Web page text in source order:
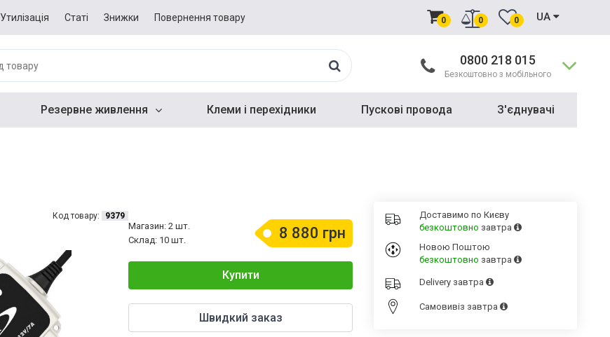
Утилізація Статі Знижки Повернення товару 0 0 0 UA
0800 218 015
Безкоштовно з мобільного
Резервне живлення Клеми і перехідники Пускові провода З'єднувачі
Код товару: 9379
8 880 грн
Магазин: 2 шт.
Склад: 10 шт.
Купити
Швидкий заказ
Доставимо по Києву
безкоштовно завтра
Новою Поштою
безкоштовно завтра
Delivery завтра
Cамовивіз завтра